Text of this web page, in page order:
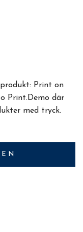
Print on
Print.Demo där
med tryck.